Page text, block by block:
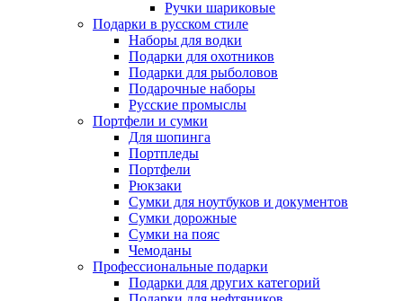
Ручки шариковые
Подарки в русском стиле
Наборы для водки
Подарки для охотников
Подарки для рыболовов
Подарочные наборы
Русские промыслы
Портфели и сумки
Для шопинга
Портпледы
Портфели
Рюкзаки
Сумки для ноутбуков и документов
Сумки дорожные
Сумки на пояс
Чемоданы
Профессиональные подарки
Подарки для других категорий